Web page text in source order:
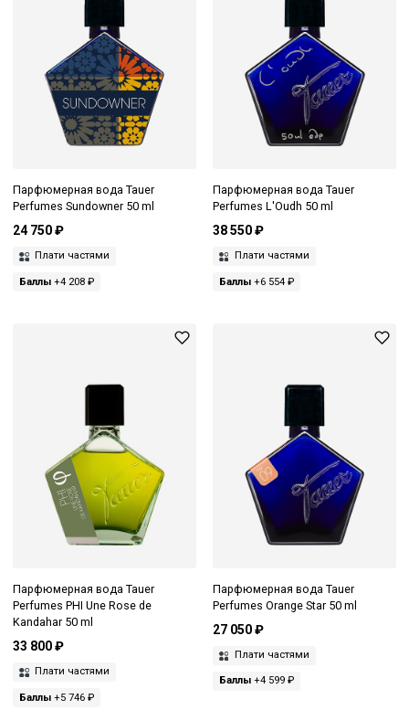
Парфюмерная вода Tauer
Perfumes Sundowner 50 ml
24 750 ₽
Плати частями
Баллы +4 208 ₽
Парфюмерная вода Tauer
Perfumes L'Oudh 50 ml
38 550 ₽
Плати частями
Баллы+6 554 ₽
Парфюмерная вода Tauer
Perfumes PHI Une Rose de
Kandahar 50 ml
33 800 ₽
Плати частями
Баллы +5 746 ₽
Парфюмерная вода Tauer
Perfumes Orange Star 50 ml
27 050 ₽
Плати частями
Баллы+4 599 ₽